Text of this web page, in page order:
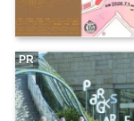
PR